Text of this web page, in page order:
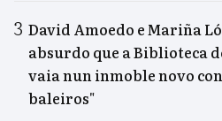
David Amoedo e Mariña
absurdo que a Biblioteca
vaia nun inmoble novo
baleiros"